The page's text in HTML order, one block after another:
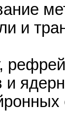
и
и